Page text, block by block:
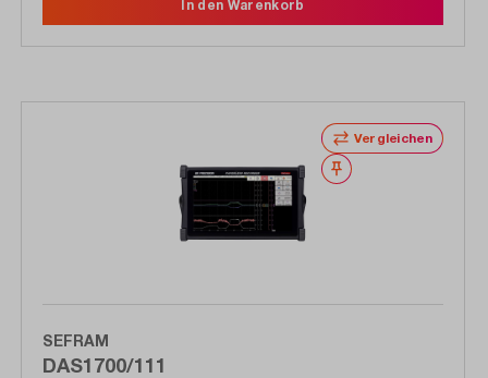
In den Warenkorb
Vergleichen
Merken
SEFRAM
DAS1700/111